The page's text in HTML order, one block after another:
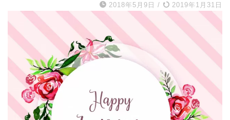
2018年5月9日 / 2019年1月31日